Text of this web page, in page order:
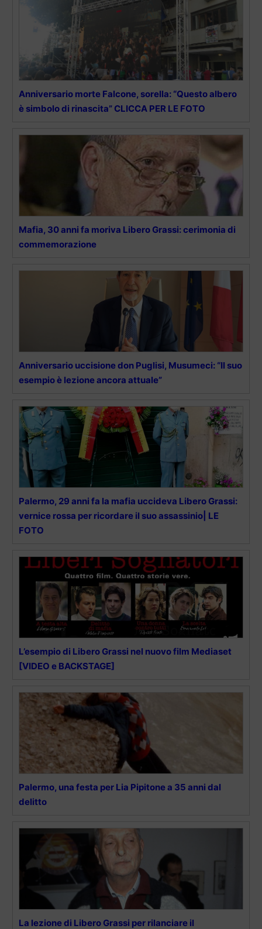
Anniversario morte Falcone, sorella: “Questo albero
è simbolo di rinascita” CLICCA PER LE FOTO
Mafia, 30 anni fa moriva Libero Grassi: cerimonia di
commemorazione
Anniversario uccisione don Puglisi, Musumeci: “Il suo
esempio è lezione ancora attuale”
Palermo, 29 anni fa la mafia uccideva Libero Grassi:
vernice rossa per ricordare il suo assassinio| LE
FOTO
L’esempio di Libero Grassi nel nuovo film Mediaset
[VIDEO e BACKSTAGE]
Palermo, una festa per Lia Pipitone a 35 anni dal
delitto
La lezione di Libero Grassi per rilanciare il